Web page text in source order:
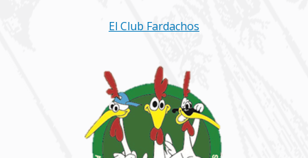
El Club Fardachos